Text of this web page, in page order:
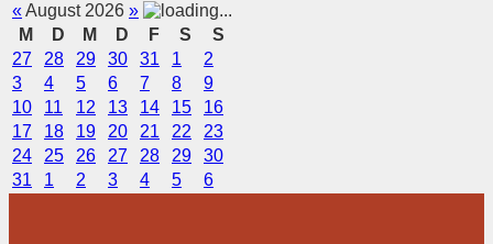
«August 2026 »
M
D M D F S
S
27
28 29 30 31 1
2
3
4 5 6 7 8
9
10
11 12 13 14 15
16
17
18 19 20 21 22
23
24
25 26 27 28 29
30
31
1 2 3 4 5 6